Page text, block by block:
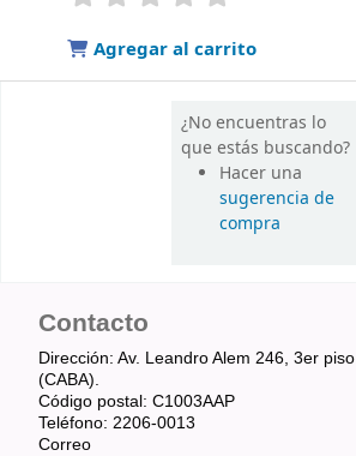
Agregar al carrito
¿No encuentras lo
que estás buscando?
Hacer una
sugerencia de
compra
Contacto
Dirección: Av. Leandro Alem 246, 3er piso
(CABA).
Código postal: C1003AAP
Teléfono: 2206-0013
Correo